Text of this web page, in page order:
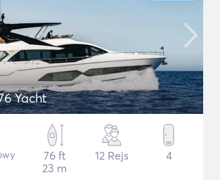
Yacht
76 ft
23 m
12 Rejs 4